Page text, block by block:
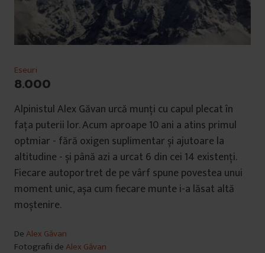
Eseuri
8.000
Alpinistul Alex Găvan urcă munți cu capul plecat în
fața puterii lor. Acum aproape 10 ani a atins primul
optmiar - fără oxigen suplimentar și ajutoare la
altitudine - și până azi a urcat 6 din cei 14 existenți.
Fiecare autoportret de pe vârf spune povestea unui
moment unic, așa cum fiecare munte i-a lăsat altă
moștenire.
DeAlex Găvan
Fotografii deAlex Găvan